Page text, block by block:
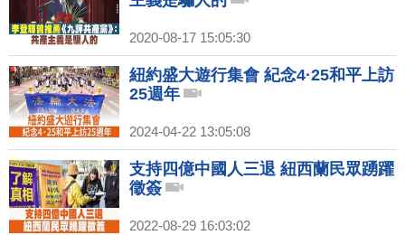
2020-08-17 15:05:30
紐約盛大遊行集會 紀念4·25和平上訪
25週年
2024-04-22 13:05:08
支持四億中國人三退 紐西蘭民眾踴躍
徵簽
2022-08-29 16:03:02